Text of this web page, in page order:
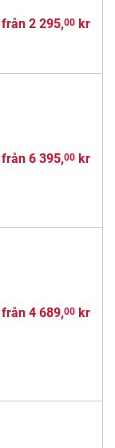
från 2 295,00kr
från 6 395,00kr
från 4 689,00kr